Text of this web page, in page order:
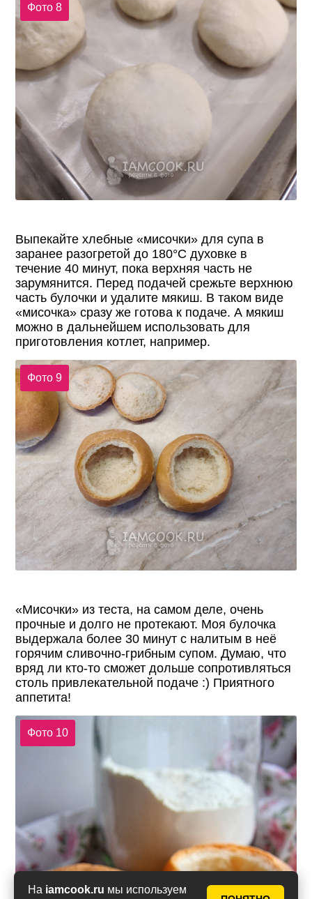
На iamcook.ru мы используем
Фото 8
Выпекайте хлебные «мисочки» для супа в
заранее разогретой до 180°С духовке в
течение 40 минут, пока верхняя часть не
зарумянится. Перед подачей срежьте верхнюю
часть булочки и удалите мякиш. В таком виде
«мисочка» сразу же готова к подаче. А мякиш
можно в дальнейшем использовать для
приготовления котлет, например.
Фото 9
«Мисочки» из теста, на самом деле, очень
прочные и долго не протекают. Моя булочка
выдержала более 30 минут с налитым в неё
горячим сливочно-грибным супом. Думаю, что
вряд ли кто-то сможет дольше сопротивляться
столь привлекательной подаче :) Приятного
аппетита!
Фото 10